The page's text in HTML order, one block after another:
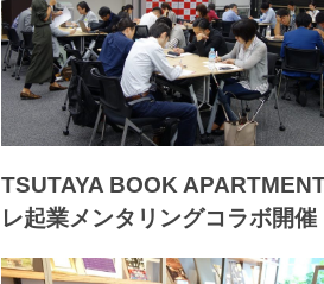
TSUTAYA BOOK
レ起業メンタリングコラボ開催